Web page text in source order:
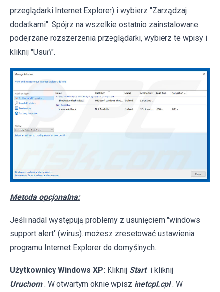
przeglądarki Internet Explorer) i wybierz "Zarządzaj
dodatkami". Spójrz na wszelkie ostatnio zainstalowane
podejrzane rozszerzenia przeglądarki, wybierz te wpisy i
kliknij "Usuń".
Metoda opcjonalna:
Jeśli nadal występują problemy z usunięciem "windows
support alert" (wirus), możesz zresetować ustawienia
programu Internet Explorer do domyślnych.
Użytkownicy Windows XP: Kliknij Start i kliknij
Uruchom . W otwartym oknie wpisz inetcpl.cpl . W